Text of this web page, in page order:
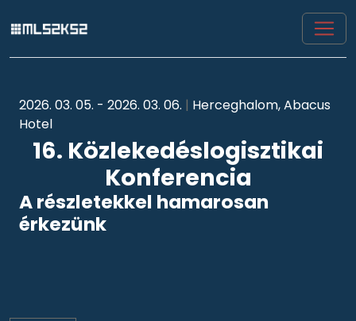
2026. 03. 05. - 2026. 03. 06. | Herceghalom, Abacus
Hotel
16. Közlekedéslogisztikai
Konferencia
A részletekkel hamarosan
érkezünk